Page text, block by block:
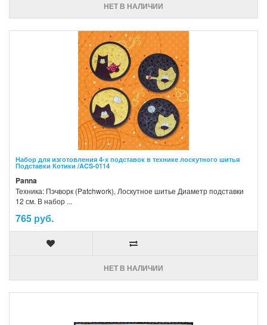
НЕТ В НАЛИЧИИ
Набор для изготовления 4-х подставок в технике лоскутного шитья
Подставки Котики /ACS-0114
Panna
Техника: Пэчворк (Patchwork), Лоскутное шитье Диаметр подставки
12 см. В набор ...
765 руб.
НЕТ В НАЛИЧИИ